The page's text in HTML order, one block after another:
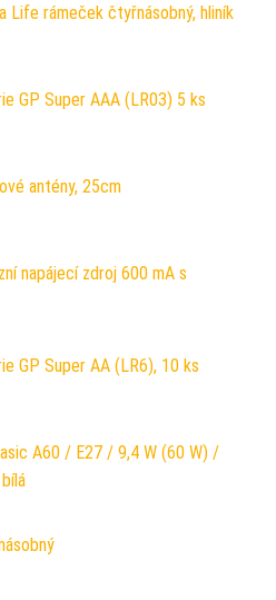
Life rámeček čtyřnásobný, hliník
GP Super AAA (LR03) 5 ks
antény, 25cm
napájecí zdroj 600 mA s
GP Super AA (LR6), 10 ks
A60 / E27 / 9,4 W (60 W) /